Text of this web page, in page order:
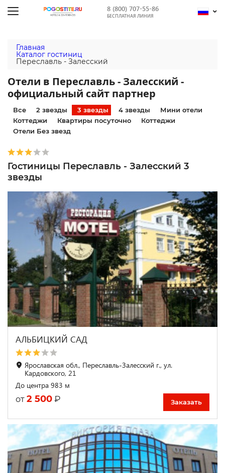
8 (800) 707-55-86
БЕСПЛАТНАЯ ЛИНИЯ
Главная
Каталог гостиниц
Переславль - Залесский
Отели в Переславль - Залесский -
официальный сайт партнер
Все 2 звезды 3 звезды 4 звезды
Мини отели
Коттеджи
Квартиры посуточно
Коттеджи
Отели Без звезд
Гостиницы Переславль - Залесский 3
звезды
АЛЬБИЦКИЙ САД
Ярославская обл., Переславль-Залесский г., ул.
Кардовского, 21
До центра 983 м
от 2 500 ₽ Заказать